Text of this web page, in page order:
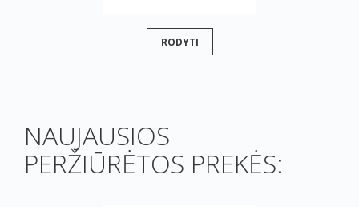
RODYTI
NAUJAUSIOS
PERŽIŪRĖTOS PREKĖS: